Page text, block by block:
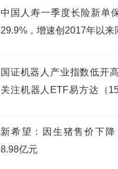
中国人寿一季度长险新单
29.9%，增速创2017年以来
国证机器人产业指数低开
关注机器人ETF易方达（
新希望：因生猪售价下降
8.98亿元